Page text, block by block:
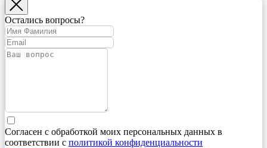
Остались вопросы?
Согласен с обработкой моих персональных данных в
соответствии с политикой конфиденциальности